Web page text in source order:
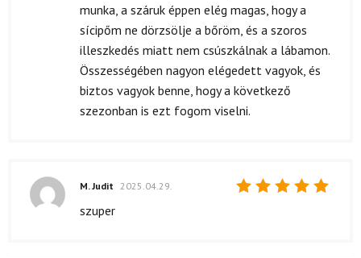
munka, a száruk éppen elég magas, hogy a
sícipőm ne dörzsölje a bőröm, és a szoros
illeszkedés miatt nem csúszkálnak a lábamon.
Összességében nagyon elégedett vagyok, és
biztos vagyok benne, hogy a következő
szezonban is ezt fogom viselni.
M. Judit 2025.04.29.
szuper